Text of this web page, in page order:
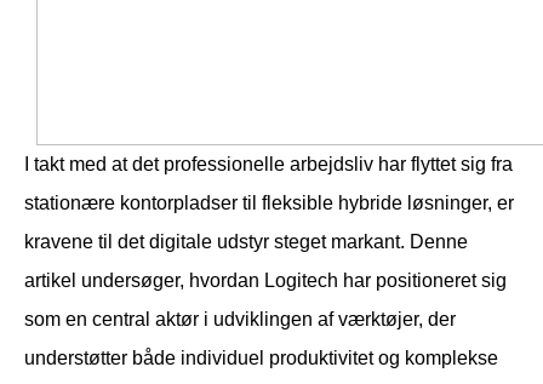
I takt med at det professionelle arbejdsliv har flyttet sig fra
stationære kontorpladser til fleksible hybride løsninger, er
kravene til det digitale udstyr steget markant. Denne
artikel undersøger, hvordan Logitech har positioneret sig
som en central aktør i udviklingen af værktøjer, der
understøtter både individuel produktivitet og komplekse